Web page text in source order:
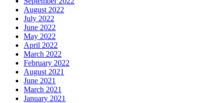
August 2022
July 2022
June 2022
May 2022
April 2022
March 2022
February 2022
August 2021
June 2021
March 2021
January 2021